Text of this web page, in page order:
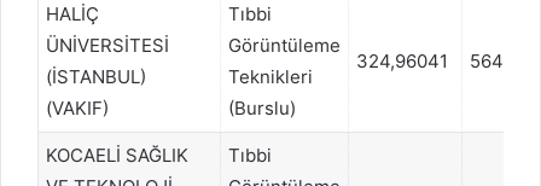
HALİÇ
ÜNİVERSİTESİ
(İSTANBUL)
(VAKIF)
Tıbbi
Görüntüleme
Teknikleri
(Burslu)
324,96041 564579
KOCAELİ SAĞLIK
Tıbbi